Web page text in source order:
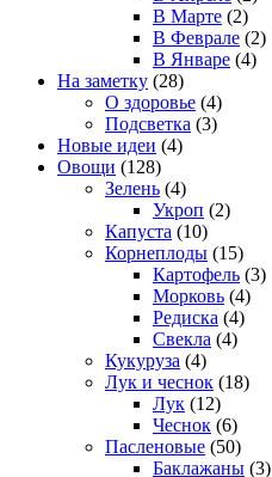
В Марте (2)
В Феврале (2)
В Январе (4)
На заметку (28)
О здоровье (4)
Подсветка (3)
Новые идеи (4)
Овощи (128)
Зелень (4)
Укроп (2)
Капуста (10)
Корнеплоды (15)
Картофель (3)
Морковь (4)
Редиска (4)
Свекла (4)
Кукуруза (4)
Лук и чеснок (18)
Лук (12)
Чеснок (6)
Пасленовые (50)
Баклажаны (3)